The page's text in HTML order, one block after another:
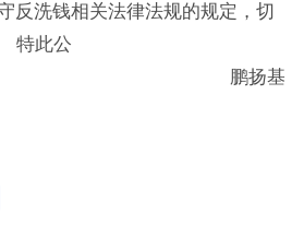
反洗钱相关法律法规的规定，切
特此公
鹏扬基